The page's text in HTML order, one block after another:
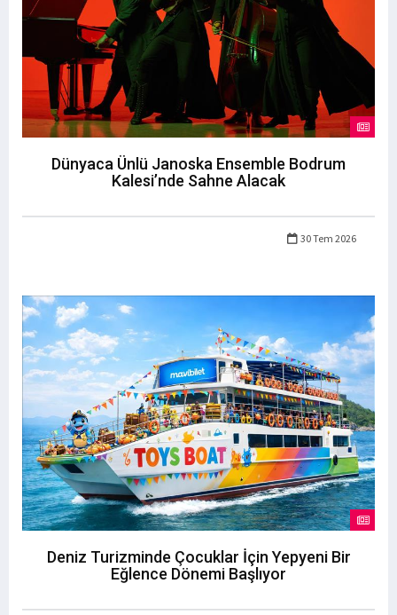
Dünyaca Ünlü Janoska Ensemble Bodrum
Kalesi’nde Sahne Alacak
30 Tem 2026
Deniz Turizminde Çocuklar İçin Yepyeni Bir
Eğlence Dönemi Başlıyor